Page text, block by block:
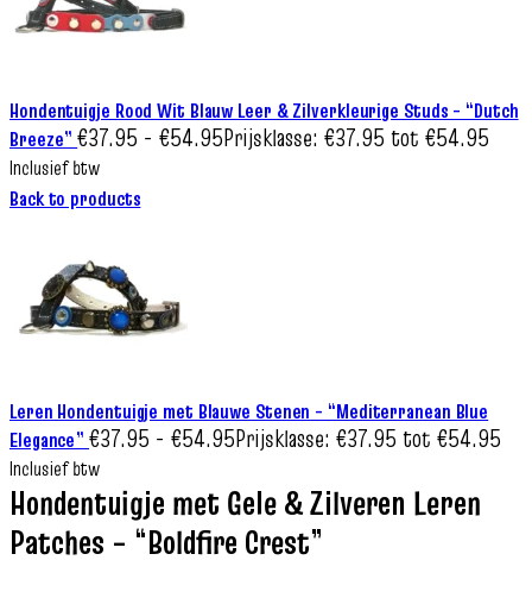
Hondentuigje Rood Wit Blauw Leer & Zilverkleurige Studs – “Dutch
Breeze”€37.95 - €54.95Prijsklasse: €37.95 tot €54.95
Inclusief btw
Back to products
Leren Hondentuigje met Blauwe Stenen – “Mediterranean Blue
Elegance”€37.95 - €54.95Prijsklasse: €37.95 tot €54.95
Inclusief btw
Hondentuigje met Gele & Zilveren Leren
Patches – “Boldfire Crest”